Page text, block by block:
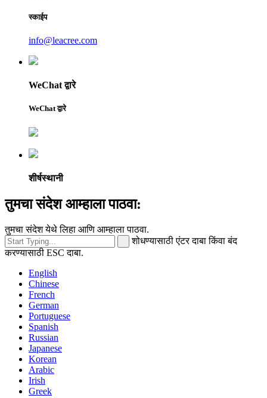
स्काईप
info@leacree.com
WeChat द्वारे
WeChat द्वारे
शीर्षस्थानी
तुमचा संदेश आम्हाला पाठवा:
तुमचा संदेश येथे लिहा आणि आम्हाला पाठवा.
शोधण्यासाठी एंटर दाबा किंवा बंद
करण्यासाठी ESC दाबा.
English
Chinese
French
German
Portuguese
Spanish
Russian
Japanese
Korean
Arabic
Irish
Greek